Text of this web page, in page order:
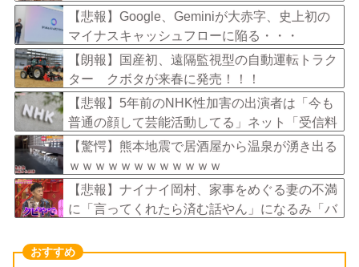
す？」
【悲報】Google、Geminiが大赤字、史上初の
マイナスキャッシュフローに陥る・・・
【朗報】国産初、遠隔監視型の自動運転トラク
ター クボタが来春に発売！！！
【悲報】5年前のNHK性加害の出演者は「今も
普通の顔して芸能活動してる」ネット「受信料
を取るくらいなら詳細を伝えよ」
【驚愕】熊本地震で居酒屋から温泉が湧き出る
ｗｗｗｗｗｗｗｗｗｗｗｗ
【悲報】ナイナイ岡村、家事をめぐる妻の不満
に「言ってくれたら済む話やん」になるみ「バ